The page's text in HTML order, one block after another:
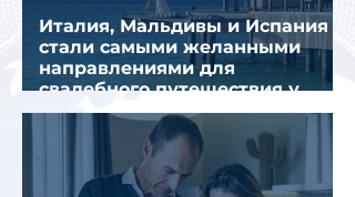
Италия, Мальдивы и Испания
стали самыми желанными
направлениями для
свадебного путешествия у
россиян